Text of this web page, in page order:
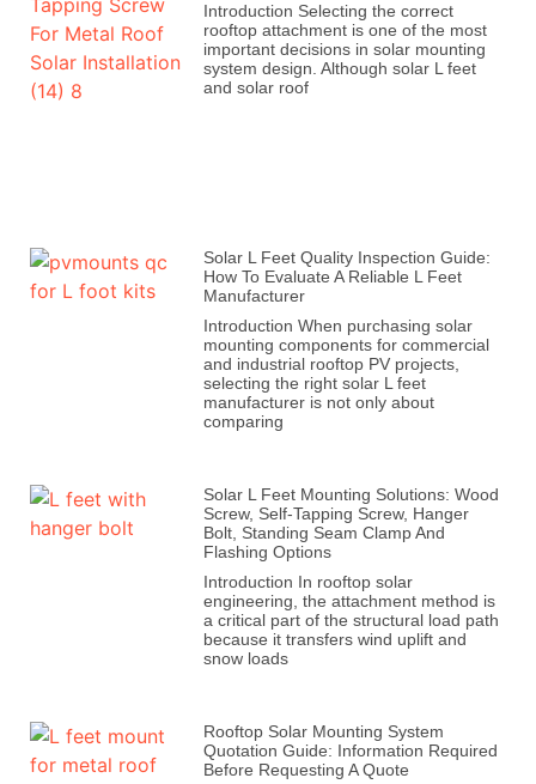
Introduction Selecting the correct
rooftop attachment is one of the most
important decisions in solar mounting
system design. Although solar L feet
and solar roof
Solar L Feet Quality Inspection Guide:
How To Evaluate A Reliable L Feet
Manufacturer
Introduction When purchasing solar
mounting components for commercial
and industrial rooftop PV projects,
selecting the right solar L feet
manufacturer is not only about
comparing
Solar L Feet Mounting Solutions: Wood
Screw, Self-Tapping Screw, Hanger
Bolt, Standing Seam Clamp And
Flashing Options
Introduction In rooftop solar
engineering, the attachment method is
a critical part of the structural load path
because it transfers wind uplift and
snow loads
Rooftop Solar Mounting System
Quotation Guide: Information Required
Before Requesting A Quote